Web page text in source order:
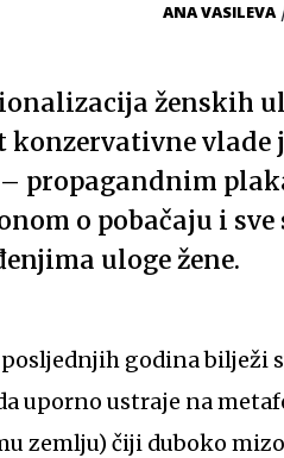
ANA VASILEVA
ženskih
vlade
propagandnim
o pobačaju i
uloge žene.
godina bilježi
uporno ustraje na
zemlju) čiji duboko